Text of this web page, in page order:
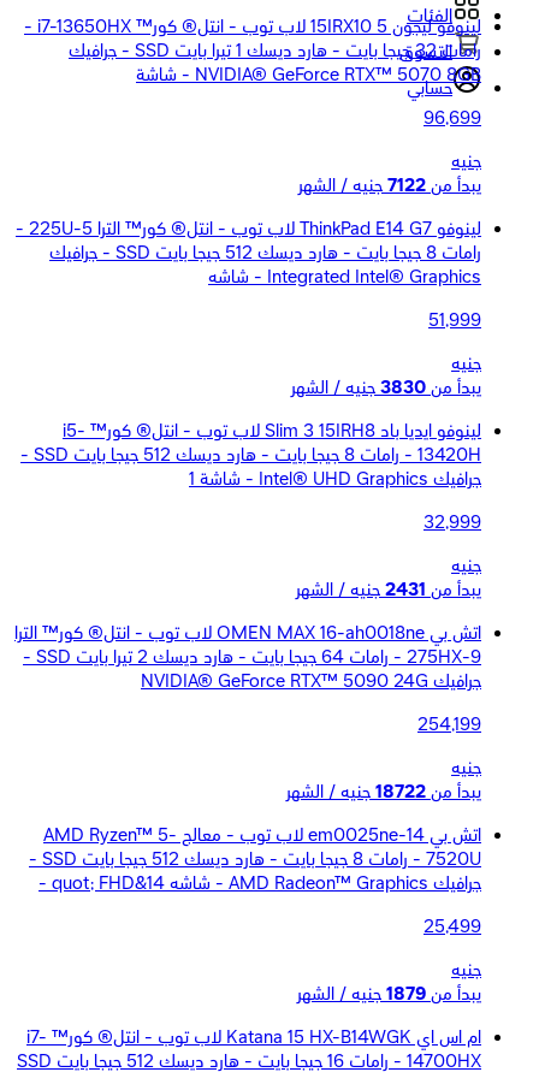
لينوفو ليجون 5 15IRX10 لاب توب - انتل® كور™ i7-13650HX -
رامات 32 جيجا بايت - هارد ديسك 1 تيرا بايت SSD - جرافيك
NVIDIA® GeForce RTX™ 5070 8GB - شاشة
96,699
جنيه
يبدأ من 7122 جنيه / الشهر
لينوفو ThinkPad E14 G7 لاب توب - انتل® كور™ الترا 5-225U -
رامات 8 جيجا بايت - هارد ديسك 512 جيجا بايت SSD - جرافيك
Integrated Intel® Graphics - شاشه
51,999
جنيه
يبدأ من 3830 جنيه / الشهر
لينوفو ايديا باد Slim 3 15IRH8 لاب توب - انتل® كور™ i5-
13420H - رامات 8 جيجا بايت - هارد ديسك 512 جيجا بايت SSD -
جرافيك Intel® UHD Graphics - شاشة 1
32,999
جنيه
يبدأ من 2431 جنيه / الشهر
اتش بي OMEN MAX 16-ah0018ne لاب توب - انتل® كور™ الترا
9-275HX - رامات 64 جيجا بايت - هارد ديسك 2 تيرا بايت SSD -
جرافيك NVIDIA® GeForce RTX™ 5090 24G
254,199
جنيه
يبدأ من 18722 جنيه / الشهر
اتش بي 14-em0025ne لاب توب - معالج AMD Ryzen™ 5-
7520U - رامات 8 جيجا بايت - هارد ديسك 512 جيجا بايت SSD -
جرافيك AMD Radeon™ Graphics - شاشه 14&quot; FHD -
25,499
جنيه
يبدأ من 1879 جنيه / الشهر
ام اس اي Katana 15 HX-B14WGK لاب توب - انتل® كور™ i7-
14700HX - رامات 16 جيجا بايت - هارد ديسك 512 جيجا بايت SSD
الفئات
التسوق
حسابي